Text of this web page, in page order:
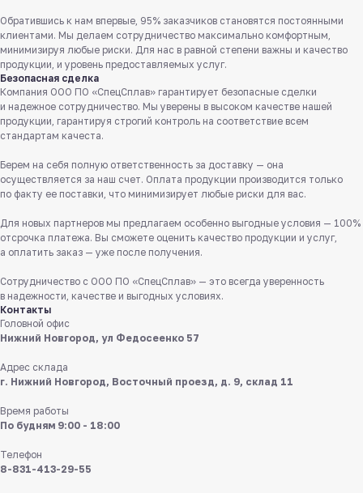
Обратившись к нам впервые, 95% заказчиков становятся постоянными
клиентами. Мы делаем сотрудничество максимально комфортным,
минимизируя любые риски. Для нас в равной степени важны и качество
продукции, и уровень предоставляемых услуг.
Безопасная сделка
Компания ООО ПО «СпецСплав» гарантирует безопасные сделки
и надежное сотрудничество. Мы уверены в высоком качестве нашей
продукции, гарантируя строгий контроль на соответствие всем
стандартам качеста.
Берем на себя полную ответственность за доставку — она
осуществляется за наш счет. Оплата продукции производится только
по факту ее поставки, что минимизирует любые риски для вас.
Для новых партнеров мы предлагаем особенно выгодные условия — 100%
отсрочка платежа. Вы сможете оценить качество продукции и услуг,
а оплатить заказ — уже после получения.
Сотрудничество с ООО ПО «СпецСплав» — это всегда уверенность
в надежности, качестве и выгодных условиях.
Контакты
Головной офис
Нижний Новгород, ул Федосеенко 57
Адрес склада
г. Нижний Новгород, Восточный проезд, д. 9, склад 11
Время работы
По будням 9:00 - 18:00
Телефон
8-831-413-29-55
Заказать звонок
Служба поддержки клиентов
Пишите нам
8 831 413 29 55